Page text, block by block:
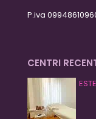
P.iva
CENTRI